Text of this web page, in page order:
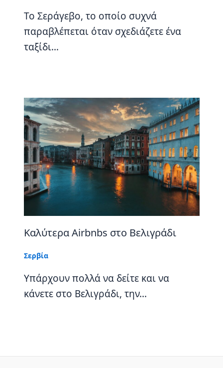
Το Σεράγεβο, το οποίο συχνά
παραβλέπεται όταν σχεδιάζετε ένα
ταξίδι…
Kαλύτερα Airbnbs στο Βελιγράδι
Σερβία
Υπάρχουν πολλά να δείτε και να
κάνετε στο Βελιγράδι, την…